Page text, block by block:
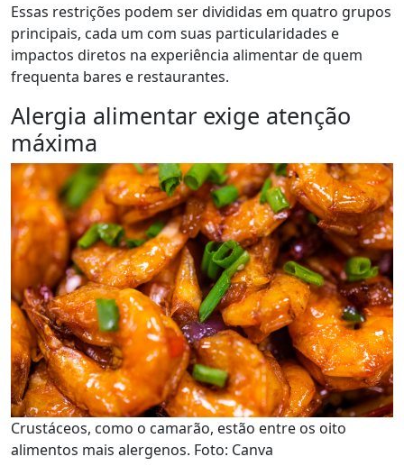
Essas restrições podem ser divididas em quatro grupos
principais, cada um com suas particularidades e
impactos diretos na experiência alimentar de quem
frequenta bares e restaurantes.
Alergia alimentar exige atenção
máxima
Crustáceos, como o camarão, estão entre os oito
alimentos mais alergenos. Foto: Canva